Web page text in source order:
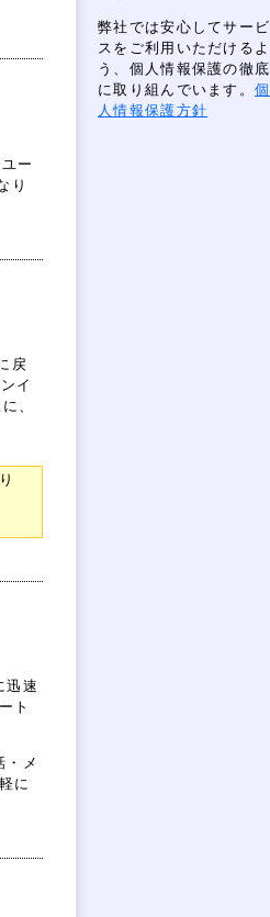
ー
り
戻
イ
、
迅速
ト
・メ
に
弊社では安心してサービ
スをご利用いただけるよ
う、個人情報保護の徹底
に取り組んでいます。 個
人情報保護方針